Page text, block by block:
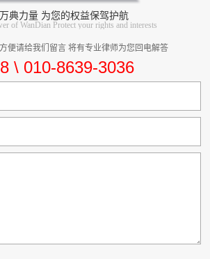
典力量 为您的权益保驾护航
of WanDian Protect your rights and interests
便请给我们留言 将有专业律师为您回电解答
\ 010-8639-3036